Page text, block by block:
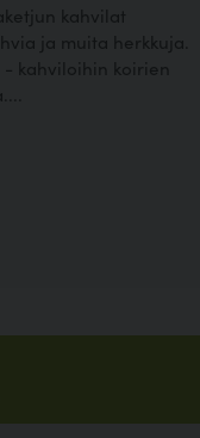
kahvilat
ja muita herkkuja.
- kahviloihin koirien